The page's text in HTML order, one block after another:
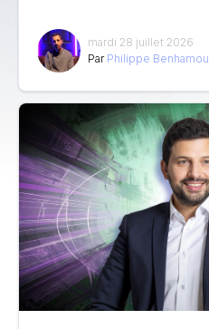
mardi 28 juillet 2026
Par Philippe Benhamou